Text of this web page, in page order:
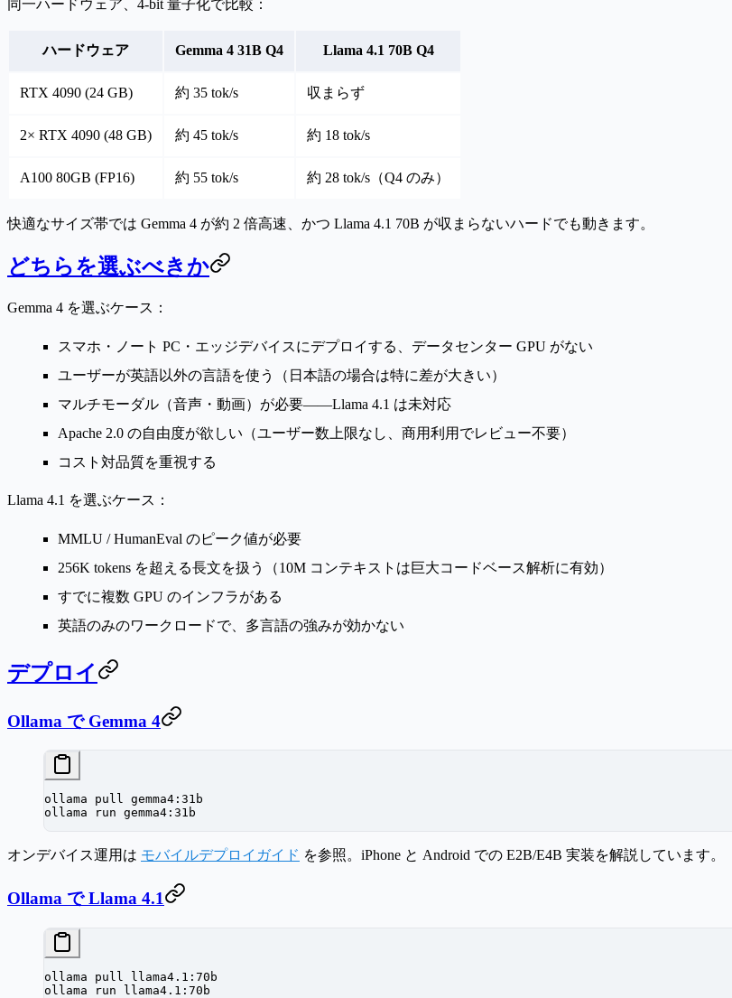
同一ハードウェア、4-bit 量子化で比較：
ハードウェア Gemma 4 31B Q4 Llama 4.1 70B Q4
RTX 4090 (24 GB) 約 35 tok/s 収まらず
2× RTX 4090 (48 GB) 約 45 tok/s 約 18 tok/s
A100 80GB (FP16) 約 55 tok/s 約 28 tok/s（Q4 のみ）
快適なサイズ帯では Gemma 4 が約 2 倍高速、かつ Llama 4.1 70B が収まらないハードでも動きます。
どちらを選ぶべきか
Gemma 4 を選ぶケース：
スマホ・ノート PC・エッジデバイスにデプロイする、データセンター GPU がない
ユーザーが英語以外の言語を使う（日本語の場合は特に差が大きい）
マルチモーダル（音声・動画）が必要——Llama 4.1 は未対応
Apache 2.0 の自由度が欲しい（ユーザー数上限なし、商用利用でレビュー不要）
コスト対品質を重視する
Llama 4.1 を選ぶケース：
MMLU / HumanEval のピーク値が必要
256K tokens を超える長文を扱う（10M コンテキストは巨大コードベース解析に有効）
すでに複数 GPU のインフラがある
英語のみのワークロードで、多言語の強みが効かない
デプロイ
Ollama で Gemma 4
ollama pull gemma4:31b
ollama run gemma4:31b
オンデバイス運用は モバイルデプロイガイド を参照。iPhone と Android での E2B/E4B 実装を解説しています。
Ollama で Llama 4.1
ollama pull
llama4.1:70b
ollama run llama4.1:70b